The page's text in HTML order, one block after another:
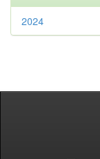
2024